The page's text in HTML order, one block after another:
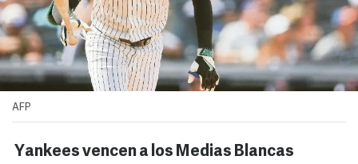
AFP
Yankees vencen a los Medias Blancas